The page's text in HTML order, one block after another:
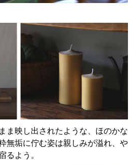
ま映し出されたような、ほのかな
無垢に佇む姿は親しみが溢れ、や
るよう。